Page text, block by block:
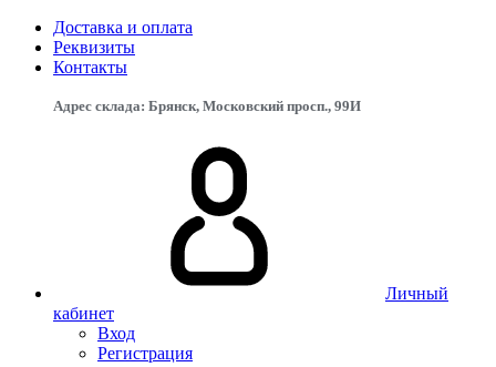
Доставка и оплата
Реквизиты
Контакты
Адрес склада: Брянск, Московский просп., 99И
Личный
кабинет
Вход
Регистрация